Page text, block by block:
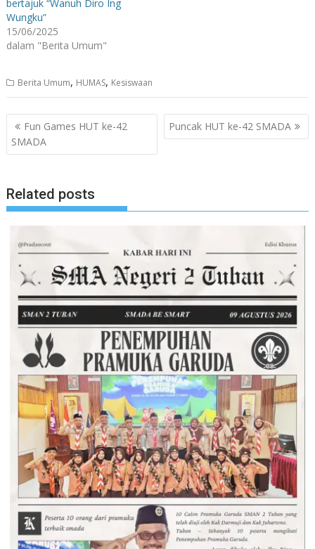
bertajuk “Wanuh Diro Ing
Wungku”
15/06/2025
dalam "Berita Umum"
Berita Umum, HUMAS, Kesiswaan
Navigasi
pos
Fun Games HUT ke-42
SMADA
Puncak HUT ke-42 SMADA
Related posts